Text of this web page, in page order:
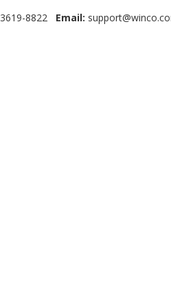
3619-8822 Email: